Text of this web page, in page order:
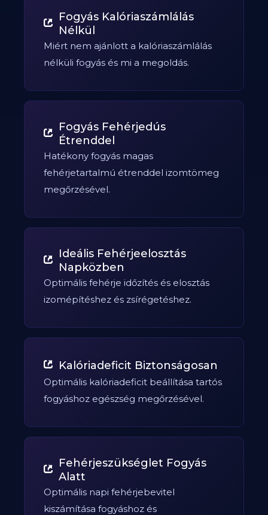
Fogyás Kalóriaszámlálás
Nélkül
Miért nem ajánlott a kalóriaszámlálás
nélküli fogyás és mi a megoldás.
Fogyás Fehérjedús
Étrenddel
Hatékony fogyás magas
fehérjetartalmú étrenddel izomtömeg
megőrzésével.
Ideális Fehérjeelosztás
Napközben
Optimális fehérje időzítés és elosztás
izomépítéshez és zsírégetéshez.
Kalóriadeficit Biztonságosan
Optimális kalóriadeficit beállítása tartós
fogyáshoz egészség megőrzésével.
Fehérjeszükséglet Fogyás
Alatt
Optimális napi fehérjebevitel
kiszámítása fogyáshoz és